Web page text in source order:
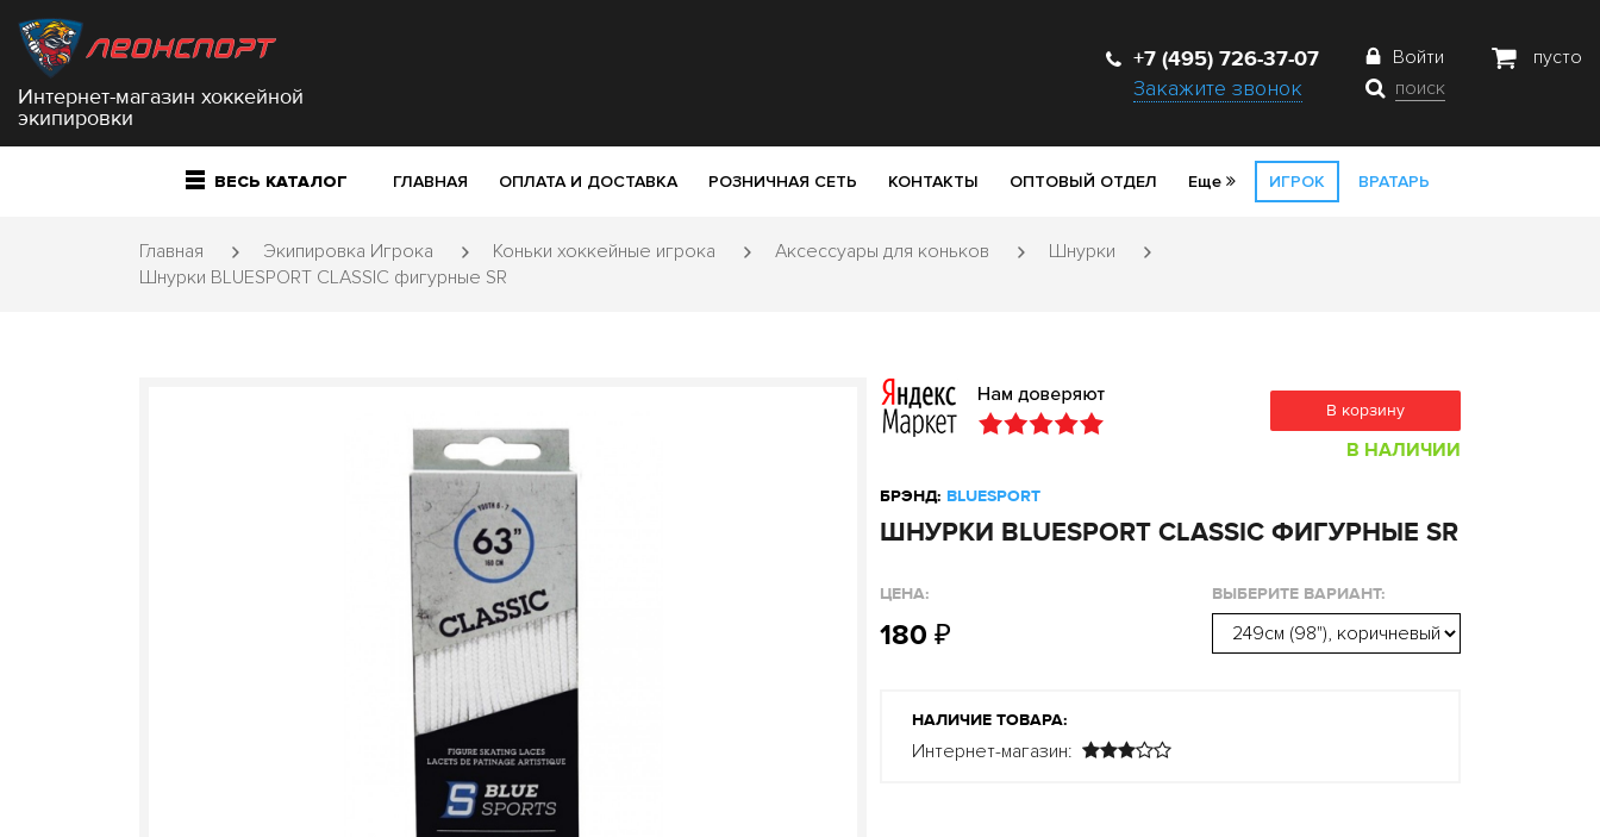
Интернет-магазин хоккейной
экипировки
+7 (495) 726-37-07
Закажите звонок
Войти
поиск
пусто
ВЕСЬ КАТАЛОГ ГЛАВНАЯ ОПЛАТА И ДОСТАВКА РОЗНИЧНАЯ СЕТЬ КОНТАКТЫ ОПТОВЫЙ ОТДЕЛ Еще ИГРОК ВРАТАРЬ
Главная Экипировка Игрока Коньки хоккейные игрока Аксессуары для коньков
Шнурки
Шнурки BLUESPORT CLASSIC фигурные SR
В корзину
В НАЛИЧИИ
БРЭНД: BLUESPORT
ШНУРКИ BLUESPORT CLASSIC ФИГУРНЫЕ SR
ЦЕНА:
180 ₽
ВЫБЕРИТЕ ВАРИАНТ:
НАЛИЧИЕ ТОВАРА:
Интернет-магазин: